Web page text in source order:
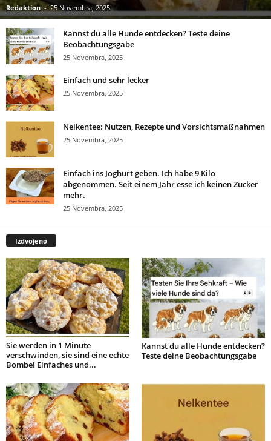
Redaktion - 25 Novembra, 2025
Kannst du alle Hunde entdecken? Teste deine
Beobachtungsgabe
25 Novembra, 2025
Einfach und sehr lecker
25 Novembra, 2025
Nelkentee: Nutzen, Rezepte und Vorsichtsmaßnahmen
25 Novembra, 2025
Einfach ins Joghurt geben. Ich habe 9 Kilo
abgenommen. Seit einem Jahr esse ich keinen Zucker
mehr.
25 Novembra, 2025
Izdvojeno
Sie werden in 1 Minute
verschwinden, sie sind eine echte
Bombe! Einfaches und...
Kannst du alle Hunde entdecken?
Teste deine Beobachtungsgabe